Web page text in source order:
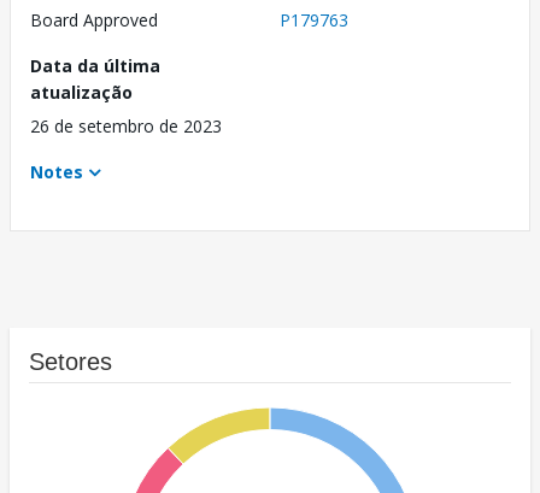
Board Approved
P179763
Data da última
atualização
26 de setembro de 2023
Notes
Setores